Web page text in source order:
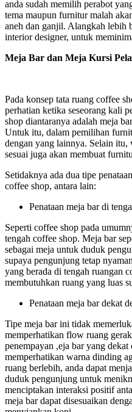
anda sudah memilih perabot
tema maupun furnitur malah
aneh dan ganjil. Alangkah lebih
interior designer, untuk
Meja Bar dan Meja Kursi
Pada konsep tata ruang coffee
perhatian ketika seseorang kali
shop diantaranya adalah meja
Untuk itu, dalam pemilihan
dengan yang lainnya. Selain
sesuai juga akan membuat
Setidaknya ada dua tipe
coffee shop, antara lain:
Penataan meja bar di
Seperti coffee shop pada
tengah coffee shop. Meja bar
sebagai meja untuk duduk
supaya pengunjung tetap
yang berada di tengah ruangan
membutuhkan ruang yang luas
Penataan meja bar dekat
Tipe meja bar ini tidak
memperhatikan flow ruang
penempayan ,eja bar yang
memperhatikan warna dinding
ruang berlebih, anda dapat
duduk pengunjung untuk
menciptakan interaksi positif
meja bar dapat disesuaikan